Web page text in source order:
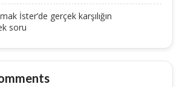
İster’de gerçek karşılığın
soru